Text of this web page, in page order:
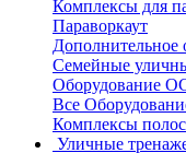
Комплексы для
Параворкаут
Дополнительное
Семейные
Оборудование
Все
Комплексы
Уличные